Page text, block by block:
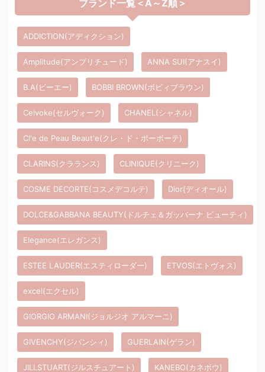
ブランド一覧＜A～Z順＞
ADDICTION(アディクション)
Amplitude(アンプリチュード) ANNA SUI(アナスイ)
B.A(ビーエー) BOBBI BROWN(ボビィブラウン)
Celvoke(セルヴォーク) CHANEL(シャネル)
Cl'e de Peau Beaut'e(クレ・ド・ポーボーテ)
CLARINS(クラランス) CLINIQUE(クリニーク)
COSME DECORTE(コスメデコルテ) Dior(ディオール)
DOLCE&GABBANA BEAUTY(ドルチェ＆ガッバーナ ビューティ)
Elegance(エレガンス)
ESTEE LAUDER(エスティローダー) ETVOS(エトヴォス)
excel(エクセル)
GIORGIO ARMANI(ジョルジオ アルマーニ)
GIVENCHY(ジバンシィ) GUERLAIN(ゲラン)
JILLSTUART(ジルスチュアート) KANEBO(カネボウ)